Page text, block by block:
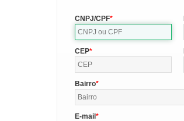
CNPJ/CPF
CEP
Bairro
E-mail